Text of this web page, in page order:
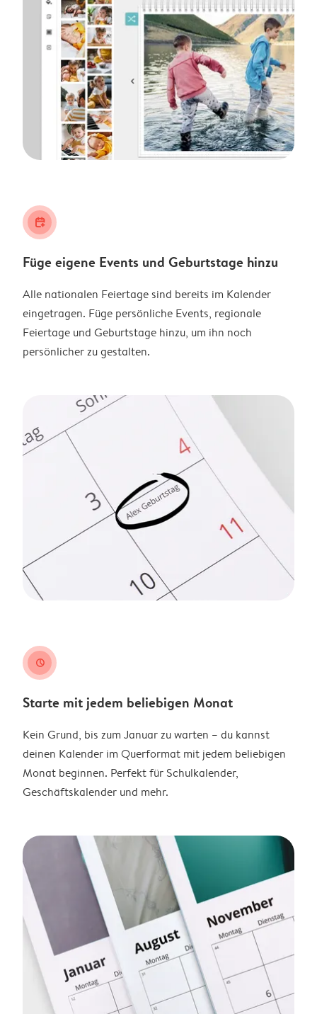
calendar_plus
Füge eigene Events und Geburtstage hinzu
Alle nationalen Feiertage sind bereits im Kalender
eingetragen. Füge persönliche Events, regionale
Feiertage und Geburtstage hinzu, um ihn noch
persönlicher zu gestalten.
clock
Starte mit jedem beliebigen Monat
Kein Grund, bis zum Januar zu warten – du kannst
deinen Kalender im Querformat mit jedem beliebigen
Monat beginnen. Perfekt für Schulkalender,
Geschäftskalender und mehr.